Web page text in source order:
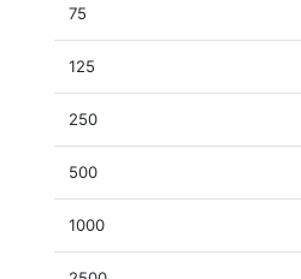
75
125
250
500
1000